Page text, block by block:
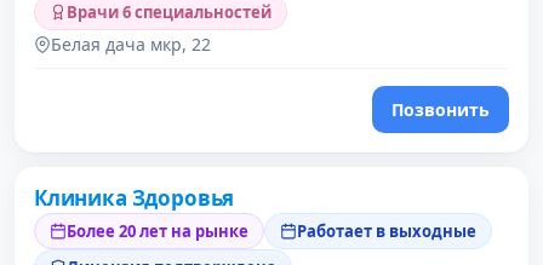
Врачи 6 специальностей
Белая дача мкр, 22
Позвонить
Клиника Здоровья
Более 20 лет на рынке
Работает в выходные